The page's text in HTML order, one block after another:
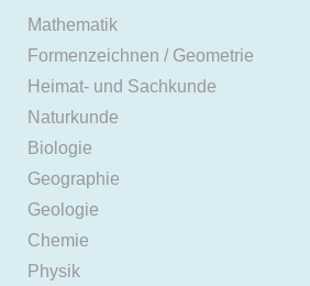
Mathematik
Formenzeichnen / Geometrie
Heimat- und Sachkunde
Naturkunde
Biologie
Geographie
Geologie
Chemie
Physik